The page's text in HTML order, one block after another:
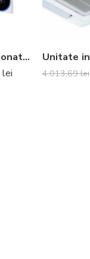
Aparat de aer conditionat tip duct Daikin SkyAir Alpha-series Bluevolution FDXM35F9-RZAG35B Inverter 12000 BTU – Telecomanda inclusa
lei 4.013,69lei